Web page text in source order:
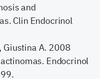
and
Clin Endocrinol
Giustina A. 2008
Endocrinol